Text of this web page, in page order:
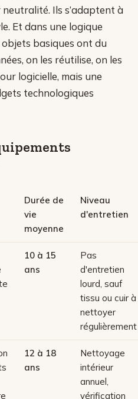
Ils s’adaptent à
Et dans une logique
objets basiques ont du
on les réutilise, on les
logicielle, mais une
technologiques
Durée de
vie
moyenne
Niveau
d'entretien
10 à 15
ans
Pas
d'entretien
lourd, sauf
tissu ou cuir à
nettoyer
régulièrement
12 à 18
ans
Nettoyage
intérieur
annuel,
vérification